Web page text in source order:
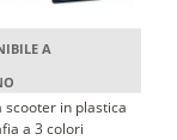
A
scooter in plastica
a 3 colori